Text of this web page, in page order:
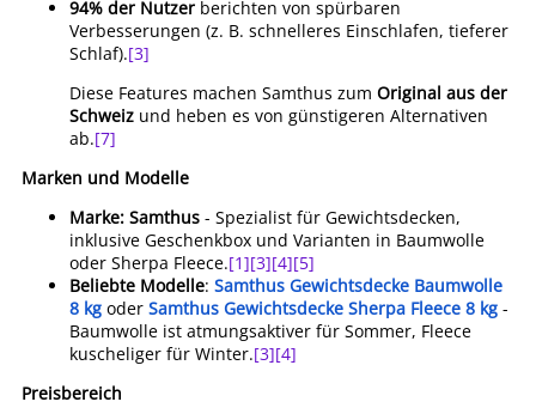
94% der Nutzer berichten von spürbaren
Verbesserungen (z. B. schnelleres Einschlafen, tieferer
Schlaf).[3]
Diese Features machen Samthus zum Original aus der
Schweiz und heben es von günstigeren Alternativen
ab.[7]
Marken und Modelle
Marke: Samthus - Spezialist für Gewichtsdecken,
inklusive Geschenkbox und Varianten in Baumwolle
oder Sherpa Fleece.[1][3][4][5]
Beliebte Modelle: Samthus Gewichtsdecke Baumwolle
8 kg oder Samthus Gewichtsdecke Sherpa Fleece 8 kg -
Baumwolle ist atmungsaktiver für Sommer, Fleece
kuscheliger für Winter.[3][4]
Preisbereich